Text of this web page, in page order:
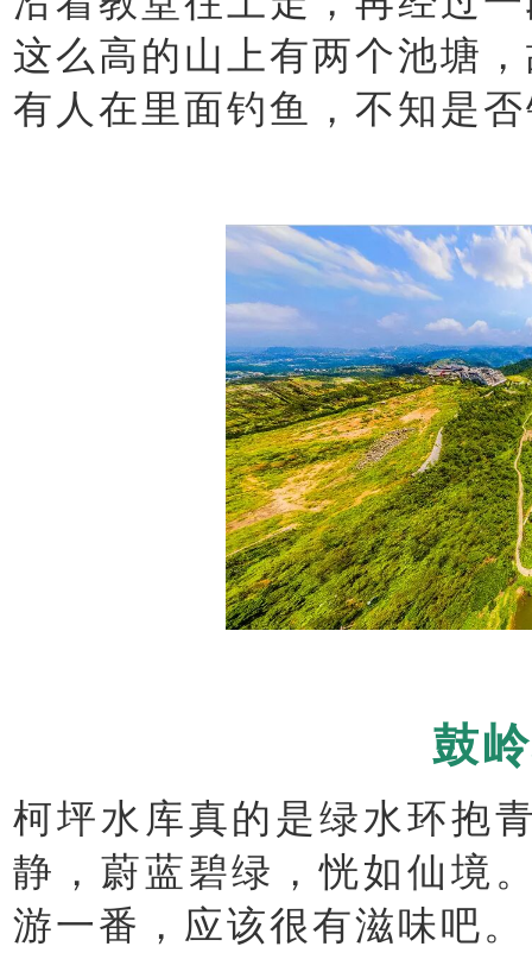
这么高的山上有两个池塘
有人在里面钓鱼，不知是
鼓
柯坪水库真的是绿水环抱
静，蔚蓝碧绿，恍如仙境
游一番，应该很有滋味吧。